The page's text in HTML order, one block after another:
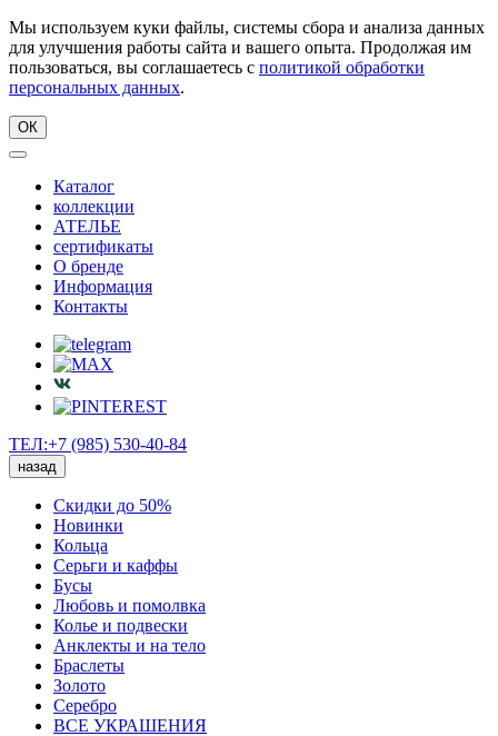
Мы используем куки файлы, системы сбора и анализа данных
для улучшения работы сайта и вашего опыта. Продолжая им
пользоваться, вы соглашаетесь с политикой обработки
персональных данных.
ОК
Каталог
коллекции
АТЕЛЬЕ
сертификаты
О бренде
Информация
Контакты
ТЕЛ:+7 (985) 530-40-84
назад
Скидки до 50%
Новинки
Кольца
Серьги и каффы
Бусы
Любовь и помолвка
Колье и подвески
Анклекты и на тело
Браслеты
Золото
Серебро
ВСЕ УКРАШЕНИЯ